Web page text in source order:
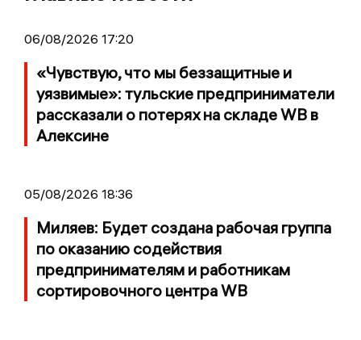
06/08/2026 17:20
«Чувствую, что мы беззащитные и
уязвимые»: тульские предприниматели
рассказали о потерях на складе WB в
Алексине
05/08/2026 18:36
Миляев: Будет создана рабочая группа
по оказанию содействия
предпринимателям и работникам
сортировочного центра WB